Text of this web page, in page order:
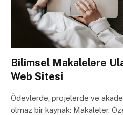
Bilimsel Makalelere
Web Sitesi
Ödevlerde, projelerde ve
olmaz bir kaynak: Makaleler.